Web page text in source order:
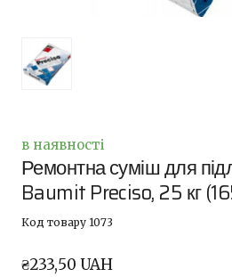
в наявності
Ремонтна суміш для
Baumit Preciso, 25 кг
Код товару 1073
₴233,50 UAH